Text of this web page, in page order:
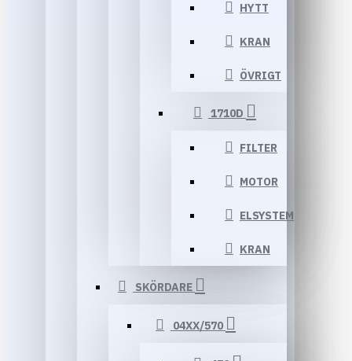
HYTT
KRAN
ÖVRIGT
1710D
FILTER
MOTOR
ELSYSTEM
KRAN
SKÖRDARE
04XX/570